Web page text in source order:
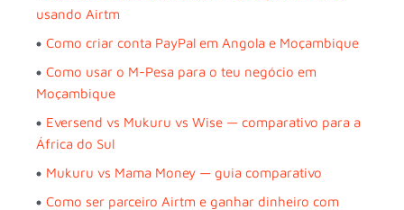
usando Airtm
Como criar conta PayPal em Angola e Moçambique
Como usar o M-Pesa para o teu negócio em
Moçambique
Eversend vs Mukuru vs Wise — comparativo para a
África do Sul
Mukuru vs Mama Money — guia comparativo
Como ser parceiro Airtm e ganhar dinheiro com